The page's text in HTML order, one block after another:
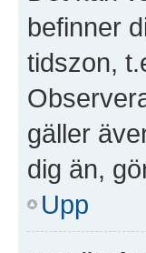
befinner
tidszon,
gäller
dig än,
Upp